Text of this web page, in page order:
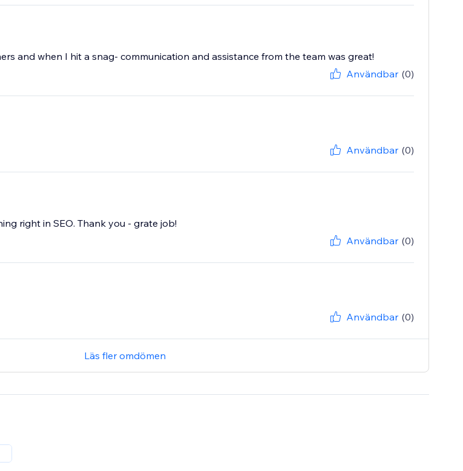
and when I hit a snag- communication and assistance from the team was great!
Användbar (0)
Användbar (0)
right in SEO. Thank you - grate job!
Användbar (0)
Användbar (0)
Läs fler omdömen